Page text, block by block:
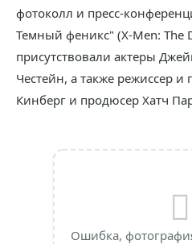
фотоколл и пресс-
Темный феникс" (X-Men: The
присутствовали актеры
Честейн, а также режиссер
Кинберг и продюсер Хатч
Ошибка,